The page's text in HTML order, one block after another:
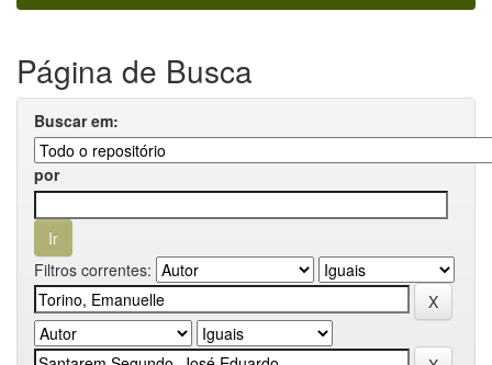
Página de Busca
Buscar em:
por
Filtros correntes: